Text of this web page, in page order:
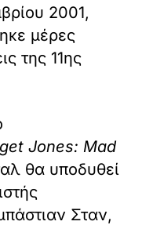
2001,
μέρες
της 11ης
Jones: Mad
θα υποδυθεί
Σταν,